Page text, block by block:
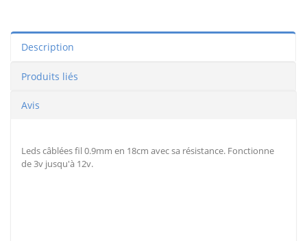
Description
Produits liés
Avis
Leds câblées fil 0.9mm en 18cm avec sa résistance. Fonctionne
de 3v jusqu'à 12v.